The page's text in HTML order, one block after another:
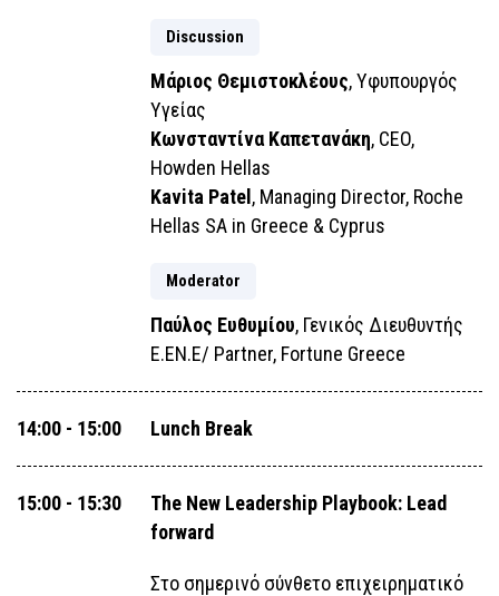
Discussion
Μάριος Θεμιστοκλέους, Υφυπουργός
Υγείας
Κωνσταντίνα Καπετανάκη, CEO,
Howden Hellas
Kavita Patel, Managing Director, Roche
Hellas SA in Greece & Cyprus
Moderator
Παύλος Ευθυμίου, Γενικός Διευθυντής
Ε.ΕΝ.Ε/ Partner, Fortune Greece
14:00 - 15:00 Lunch Break
15:00 - 15:30
The New Leadership Playbook: Lead
forward
Στο σημερινό σύνθετο επιχειρηματικό